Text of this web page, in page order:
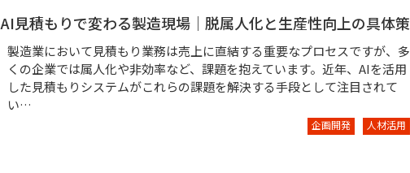
AI見積もりで変わる製造現場｜脱属人化と生産性向上の具体策
製造業において見積もり業務は売上に直結する重要なプロセスですが、多
くの企業では属人化や非効率など、課題を抱えています。近年、AIを活用
した見積もりシステムがこれらの課題を解決する手段として注目されて
い…
企画開発 人材活用